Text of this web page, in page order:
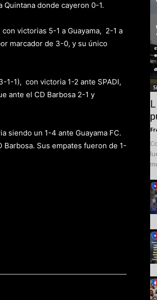
Quintana donde cayeron 0-1.
victorias 5-1 a Guayama, 2-1 a
marcador de 3-0, y su único
1-1), con victoria 1-2 ante SPADI,
ante el CD Barbosa 2-1 y
siendo un 1-4 ante Guayama FC.
Sus empates fueron de 1-